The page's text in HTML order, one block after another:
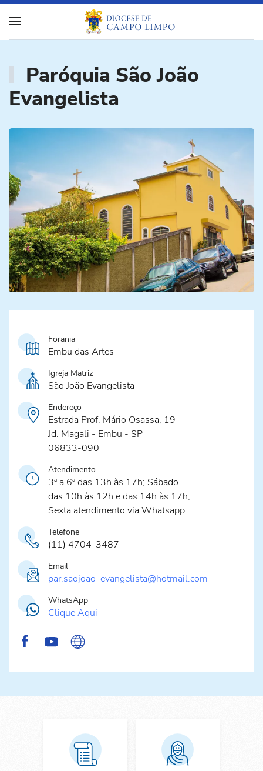
Paróquia São João
Evangelista
Forania
Embu das Artes
Igreja Matriz
São João Evangelista
Endereço
Estrada Prof. Mário Osassa, 19
Jd. Magali - Embu - SP
06833-090
Atendimento
3ª a 6ª das 13h às 17h; Sábado
das 10h às 12h e das 14h às 17h;
Sexta atendimento via Whatsapp
Telefone
(11) 4704-3487
Email
par.saojoao_evangelista@hotmail.com
WhatsApp
Clique Aqui